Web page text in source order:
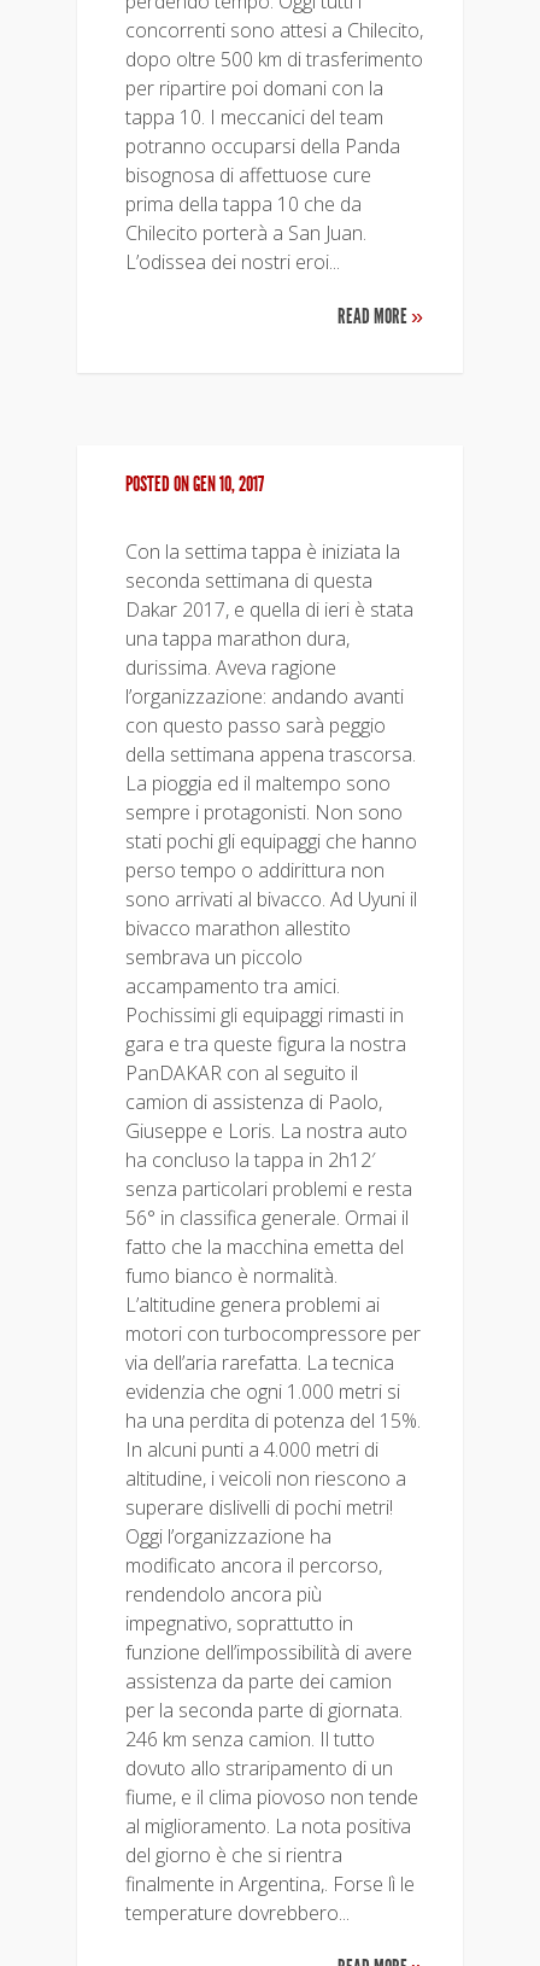
concorrenti sono attesi a Chilecito,
dopo oltre 500 km di trasferimento
per ripartire poi domani con la
tappa 10. I meccanici del team
potranno occuparsi della Panda
bisognosa di affettuose cure
prima della tappa 10 che da
Chilecito porterà a San Juan.
L’odissea dei nostri eroi...
READ MORE»
POSTED ON GEN 10, 2017
Con la settima tappa è iniziata la
seconda settimana di questa
Dakar 2017, e quella di ieri è stata
una tappa marathon dura,
durissima. Aveva ragione
l’organizzazione: andando avanti
con questo passo sarà peggio
della settimana appena trascorsa.
La pioggia ed il maltempo sono
sempre i protagonisti. Non sono
stati pochi gli equipaggi che hanno
perso tempo o addirittura non
sono arrivati al bivacco. Ad Uyuni il
bivacco marathon allestito
sembrava un piccolo
accampamento tra amici.
Pochissimi gli equipaggi rimasti in
gara e tra queste figura la nostra
PanDAKAR con al seguito il
camion di assistenza di Paolo,
Giuseppe e Loris. La nostra auto
ha concluso la tappa in 2h12′
senza particolari problemi e resta
56° in classifica generale. Ormai il
fatto che la macchina emetta del
fumo bianco è normalità.
L’altitudine genera problemi ai
motori con turbocompressore per
via dell’aria rarefatta. La tecnica
evidenzia che ogni 1.000 metri si
ha una perdita di potenza del 15%.
In alcuni punti a 4.000 metri di
altitudine, i veicoli non riescono a
superare dislivelli di pochi metri!
Oggi l’organizzazione ha
modificato ancora il percorso,
rendendolo ancora più
impegnativo, soprattutto in
funzione dell’impossibilità di avere
assistenza da parte dei camion
per la seconda parte di giornata.
246 km senza camion. Il tutto
dovuto allo straripamento di un
fiume, e il clima piovoso non tende
al miglioramento. La nota positiva
del giorno è che si rientra
finalmente in Argentina,. Forse lì le
temperature dovrebbero...